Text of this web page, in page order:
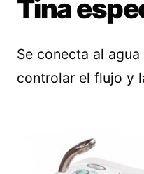
Tina
Se conecta al
controlar el flujo y